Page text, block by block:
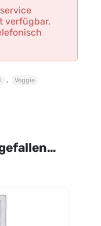
verfügbar.
, Veggie